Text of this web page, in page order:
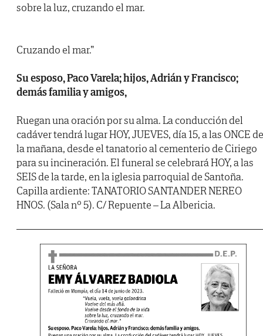
sobre la luz, cruzando el mar.
Cruzando el mar.”
Su esposo, Paco Varela; hijos, Adrián y Francisco;
demás familia y amigos,
Ruegan una oración por su alma. La conducción del
cadáver tendrá lugar HOY, JUEVES, día 15, a las ONCE de
la mañana, desde el tanatorio al cementerio de Ciriego
para su incineración. El funeral se celebrará HOY, a las
SEIS de la tarde, en la iglesia parroquial de Santoña.
Capilla ardiente: TANATORIO SANTANDER NEREO
HNOS. (Sala nº 5). C/ Repuente – La Albericia.